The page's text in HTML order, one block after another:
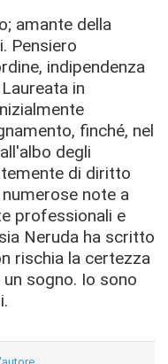
amante della
Pensiero
indipendenza
in
finché, nel
degli
di diritto
note a
professionali e
Neruda ha scritto
rischia la certezza
sogno. Io sono